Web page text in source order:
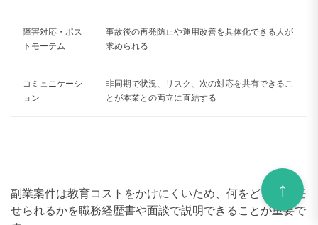
障害対応・ポス
トモーテム
事故後の再発防止や運用改善を具体化できる人が
求められる
コミュニケーシ
ョン
非同期で状況、リスク、次の対応を共有できるこ
とが本業との両立に直結する
副業案件は教育コストをかけにくいため、何をどこまで任
せられるかを職務経歴書や面談で説明できることが重要で